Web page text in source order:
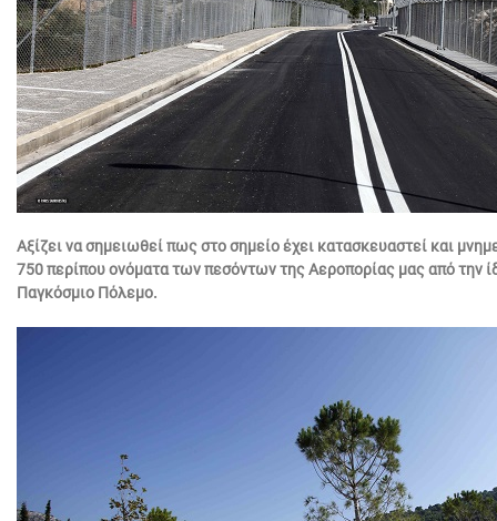
Αξίζει να σημειωθεί πως στο σημείο έχει κατασκευαστεί και
750 περίπου ονόματα των πεσόντων της Αεροπορίας μας από την
Παγκόσμιο Πόλεμο.